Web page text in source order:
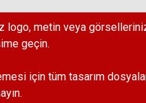
logo, metin veya
geçin.
için tüm tasarım